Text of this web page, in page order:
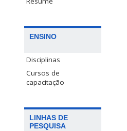
ENSINO
Disciplinas
Cursos de
capacitação
LINHAS DE
PESQUISA